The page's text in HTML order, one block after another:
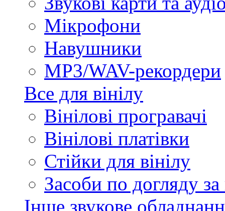
Мікрофони
Навушники
MP3/WAV-рекордери
Все для вінілу
Вінілові програвачі
Вінілові платівки
Стійки для вінілу
Засоби по догляду за
Інше звукове